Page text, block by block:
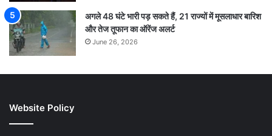
अगले 48 घंटे भारी पड़ सकते हैं, 21 राज्यों में मूसलाधार बारिश
और तेज तूफान का ऑरेंज अलर्ट
June 26, 2026
Website Policy